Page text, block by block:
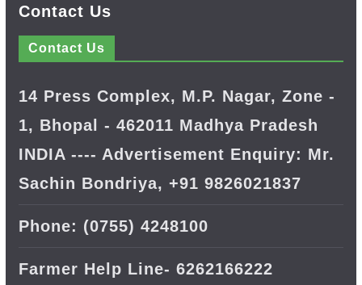
Contact Us
Contact Us
14 Press Complex, M.P. Nagar, Zone -
1, Bhopal - 462011 Madhya Pradesh
INDIA ---- Advertisement Enquiry: Mr.
Sachin Bondriya, +91 9826021837
Phone: (0755) 4248100
Farmer Help Line- 6262166222